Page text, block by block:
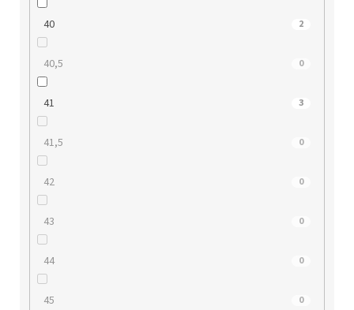
40 2
40,5 0
41 3
41,5 0
42 0
43 0
44 0
45 0